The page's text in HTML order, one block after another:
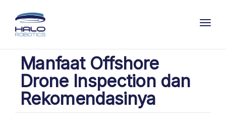
Manfaat Offshore
Drone Inspection dan
Rekomendasinya